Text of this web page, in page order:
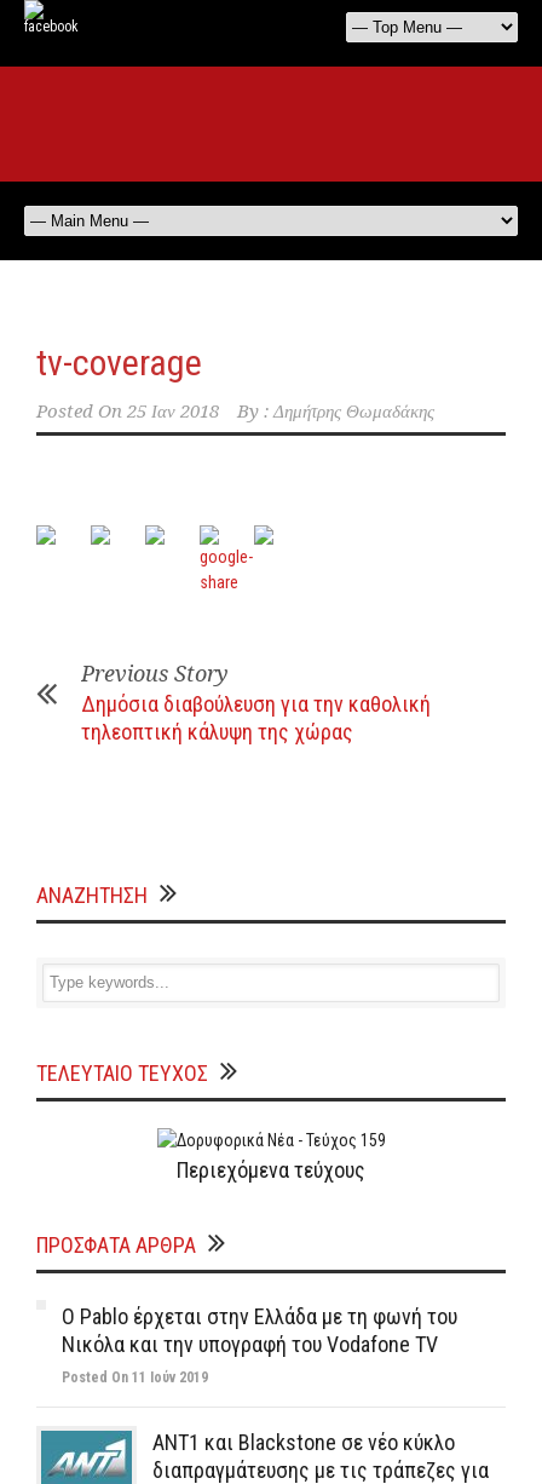
tv-coverage
Posted On 25 Ιαν 2018 By : Δημήτρης Θωμαδάκης
Previous Story
Δημόσια διαβούλευση για την καθολική
τηλεοπτική κάλυψη της χώρας
ΑΝΑΖΗΤΗΣΗ
ΤΕΛΕΥΤΑΙΟ ΤΕΥΧΟΣ
Περιεχόμενα τεύχους
ΠΡΌΣΦΑΤΑ ΆΡΘΡΑ
Ο Pablo έρχεται στην Ελλάδα με τη φωνή του
Νικόλα και την υπογραφή του Vodafone TV
Posted On 11 Ιούν 2019
ΑΝΤ1 και Blackstone σε νέο κύκλο
διαπραγμάτευσης με τις τράπεζες για